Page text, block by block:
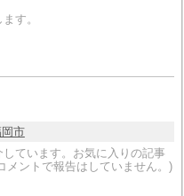
す。
市
ています。お気に入りの記事
メントで報告はしていません。)